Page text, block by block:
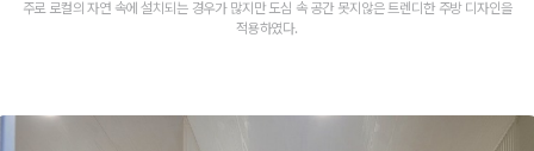
주로 로컬의 자연 속에 설치되는 경우가 많지만 도심 속 공간 못지않은 트렌디한 주방 디자인을
적용하였다.